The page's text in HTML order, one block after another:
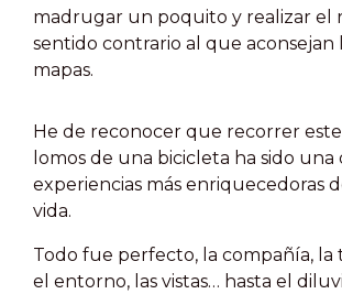
madrugar un poquito y realizar el
sentido contrario al que aconsejan
mapas.
He de reconocer que recorrer este
lomos de una bicicleta ha sido una
experiencias más enriquecedoras
vida.
Todo fue perfecto, la compañía,
el entorno, las vistas… hasta el